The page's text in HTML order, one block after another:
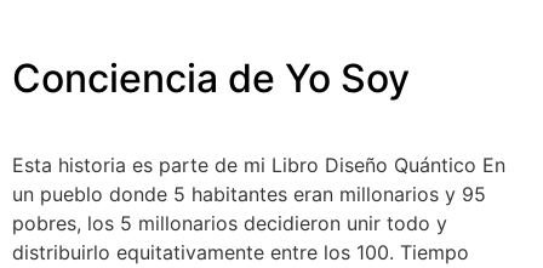
Conciencia de Yo Soy
Esta historia es parte de mi Libro Diseño Quántico En
un pueblo donde 5 habitantes eran millonarios y 95
pobres, los 5 millonarios decidieron unir todo y
distribuirlo equitativamente entre los 100. Tiempo